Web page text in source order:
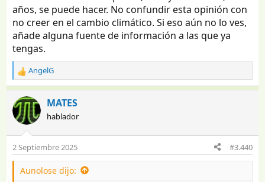
años, se puede hacer. No confundir esta opinión con
no creer en el cambio climático. Si eso aún no lo ves,
añade alguna fuente de información a las que ya
tengas.
R
e
a
c
c
o
n
e
s
AngelG
MATES
hablador
2 Septiembre 2025 #3.440
Aunolose dijo: